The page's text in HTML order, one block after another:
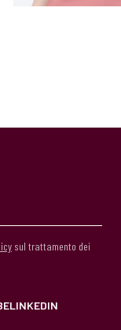
sul trattamento dei
LINKEDIN